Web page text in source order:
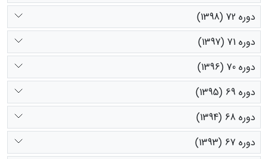
دوره 72 (1398)
دوره 71 (1397)
دوره 70 (1396)
دوره 69 (1395)
دوره 68 (1394)
دوره 67 (1393)